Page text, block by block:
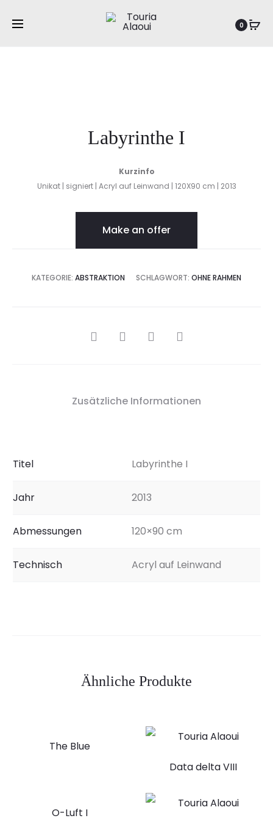
0
O-
LUFT
Startseite Abstraktion Labyrinthe I
Labyrinthe I
Kurzinfo
Unikat | signiert | Acryl auf Leinwand | 120X90 cm | 2013
Make an offer
KATEGORIE: ABSTRAKTION SCHLAGWORT: OHNE RAHMEN
SHARE
Zusätzliche Informationen
Titel Labyrinthe I
Jahr 2013
Abmessungen 120×90 cm
Technisch Acryl auf Leinwand
Ähnliche Produkte
The Blue
Data delta VIII
O-Luft I